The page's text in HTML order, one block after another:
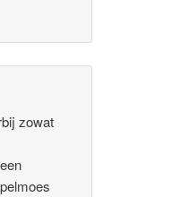
zowat